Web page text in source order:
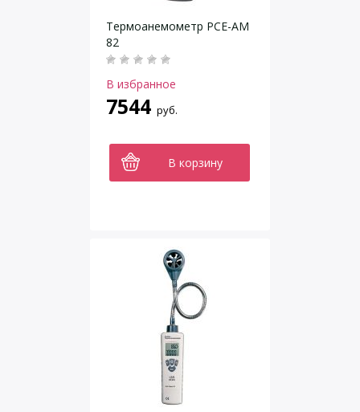
Термоанемометр РСЕ-AM
82
В избранное
7544 руб.
В корзину